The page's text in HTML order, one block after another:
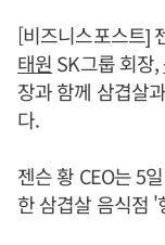
[비즈니스포스트]
태원 SK그룹 회장,
장과 함께 삼겹살
다.
젠슨 황 CEO는 5
한 삼겹살 음식점